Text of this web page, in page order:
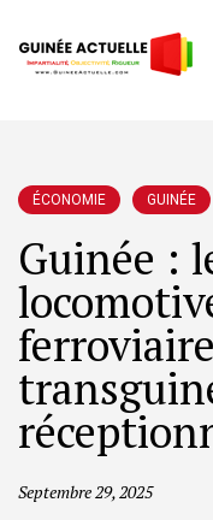
ÉCONOMIE GUINÉE
Guinée :
Septembre 29, 2025